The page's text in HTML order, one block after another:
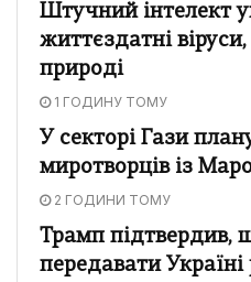
Штучний інтелект
життєздатні
природі
1 ГОДИНУ ТОМУ
У секторі Гази
миротворців із
2 ГОДИНИ ТОМУ
Трамп підтвердив,
передавати Україні